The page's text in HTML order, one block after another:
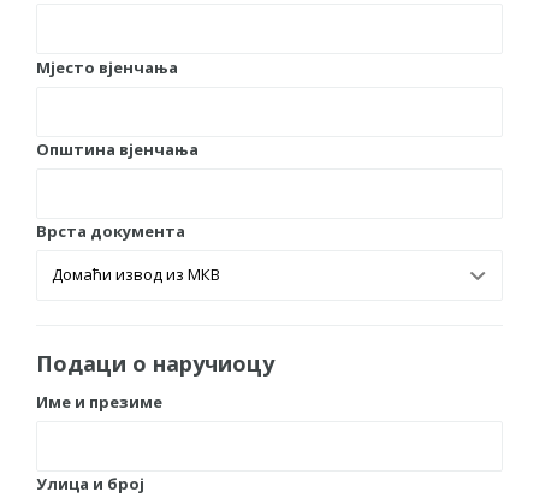
Obrasci zahtjeva za regresirano gorivo
ODLAGANjA OTPADA UZ DODJELU
FINANSIJSKE NAGRADE
Мјесто вјенчања
Општина вјенчања
Врста документа
Подаци о наручиоцу
Име и презиме
Улица и број